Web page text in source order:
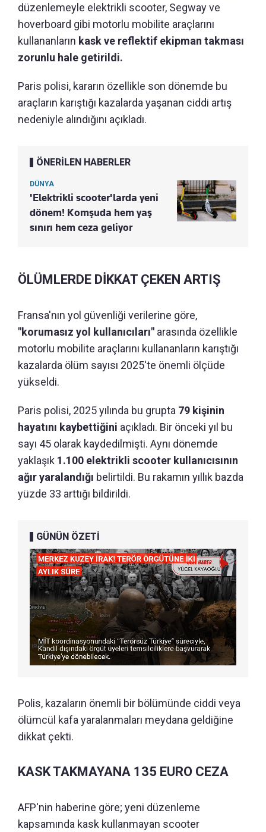
düzenlemeyle elektrikli scooter, Segway ve
hoverboard gibi motorlu mobilite araçlarını
kullananların kask ve reflektif ekipman takması
zorunlu hale getirildi.
Paris polisi, kararın özellikle son dönemde bu
araçların karıştığı kazalarda yaşanan ciddi artış
nedeniyle alındığını açıkladı.
ÖNERİLEN HABERLER
DÜNYA
'Elektrikli scooter'larda yeni
dönem! Komşuda hem yaş
sınırı hem ceza geliyor
ÖLÜMLERDE DİKKAT ÇEKEN ARTIŞ
Fransa'nın yol güvenliği verilerine göre,
"korumasız yol kullanıcıları" arasında özellikle
motorlu mobilite araçlarını kullananların karıştığı
kazalarda ölüm sayısı 2025'te önemli ölçüde
yükseldi.
Paris polisi, 2025 yılında bu grupta 79 kişinin
hayatını kaybettiğini açıkladı. Bir önceki yıl bu
sayı 45 olarak kaydedilmişti. Aynı dönemde
yaklaşık 1.100 elektrikli scooter kullanıcısının
ağır yaralandığı belirtildi. Bu rakamın yıllık bazda
yüzde 33 arttığı bildirildi.
GÜNÜN ÖZETİ
Polis, kazaların önemli bir bölümünde ciddi veya
ölümcül kafa yaralanmaları meydana geldiğine
dikkat çekti.
KASK TAKMAYANA 135 EURO CEZA
AFP'nin haberine göre; yeni düzenleme
kapsamında kask kullanmayan scooter